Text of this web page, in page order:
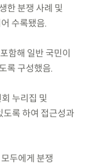
한 분쟁 사례 및
수록됐음.
함해 일반 국민이
록 구성했음.
누리집 및
도록 하여 접근성과
두에게 분쟁